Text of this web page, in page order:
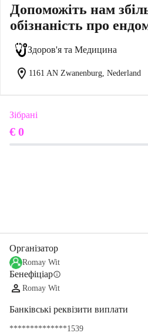
Допоможіть нам
обізнаність про
Здоров'я та Медицина
location_on 1161 AN Zwanenburg, Nederland
Зібрані
€ 0
Організатор
Romay Wit
Бенефіціарinfo
Romay Wit
Банківські реквізити виплати
**************1539